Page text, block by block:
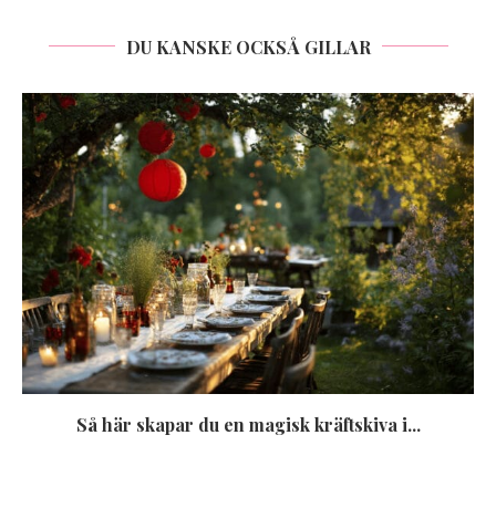
DU KANSKE OCKSÅ GILLAR
Så här skapar du en magisk kräftskiva i...